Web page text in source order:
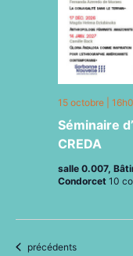
Séminaire
CREDA
15 octobre |
salle 0.007,
Condorcet 10
Évènements
précédents